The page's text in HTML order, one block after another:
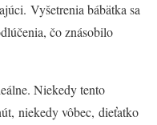
Vyšetrenia bábätka sa
čo znásobilo
Niekedy tento
niekedy vôbec, dieťatko